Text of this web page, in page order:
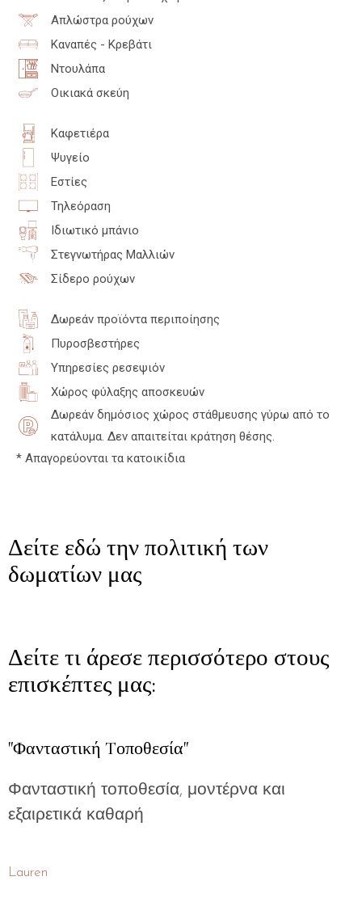
Απλώστρα ρούχων
Καναπές - Κρεβάτι
Ντουλάπα
Οικιακά σκεύη
Καφετιέρα
Ψυγείο
Εστίες
Τηλεόραση
Ιδιωτικό μπάνιο
Στεγνωτήρας Μαλλιών
Σίδερο ρούχων
Δωρεάν προϊόντα περιποίησης
Πυροσβεστήρες
Υπηρεσίες ρεσεψιόν
Χώρος φύλαξης αποσκευών
Δωρεάν δημόσιος χώρος στάθμευσης γύρω από το
κατάλυμα. Δεν απαιτείται κράτηση θέσης.
* Απαγορεύονται τα κατοικίδια
Δείτε εδώ την πολιτική των
δωματίων μας
Δείτε τι άρεσε περισσότερο στους
επισκέπτες μας:
"Φανταστική Tοποθεσία"
Φανταστική τοποθεσία, μοντέρνα και
εξαιρετικά καθαρή
Lauren